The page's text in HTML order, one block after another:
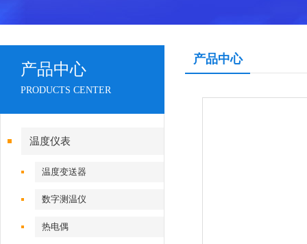
产品中心
PRODUCTS CENTER
温度仪表
温度变送器
数字测温仪
热电偶
产品中心